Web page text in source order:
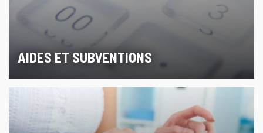
AIDES ET SUBVENTIONS